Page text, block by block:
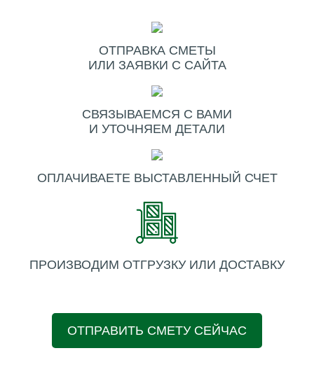
ОТПРАВКА СМЕТЫ
ИЛИ ЗАЯВКИ С САЙТА
СВЯЗЫВАЕМСЯ С ВАМИ
И УТОЧНЯЕМ ДЕТАЛИ
ОПЛАЧИВАЕТЕ ВЫСТАВЛЕННЫЙ СЧЕТ
ПРОИЗВОДИМ ОТГРУЗКУ ИЛИ ДОСТАВКУ
ОТПРАВИТЬ СМЕТУ СЕЙЧАС